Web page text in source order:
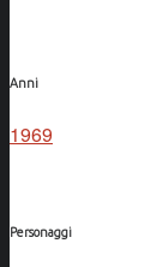
Anni
1969
Personaggi